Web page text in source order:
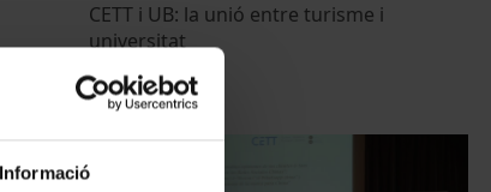
Informació
CETT i UB: la unió entre turisme i
universitat
21 octubre, 2022